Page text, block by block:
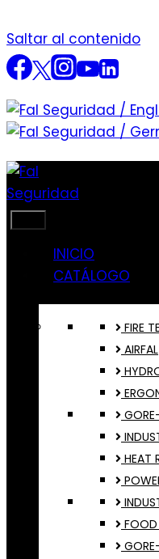
Saltar al contenido
INICIO
CATÁLOGO
FIRE
AIRFAL
HEAT
FOOD